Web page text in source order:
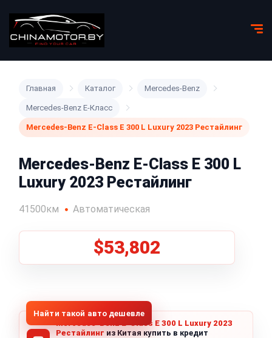
Главная Каталог Mercedes-Benz
Mercedes-Benz E-Класс
Mercedes-Benz E-Class E 300 L Luxury 2023 Рестайлинг
Mercedes-Benz E-Class E 300 L
Luxury 2023 Рестайлинг
41500км Автоматическая
$53,802
Найти такой авто дешевле
Mercedes-Benz E-Class E 300 L Luxury 2023
Рестайлинг из Китая купить в кредит